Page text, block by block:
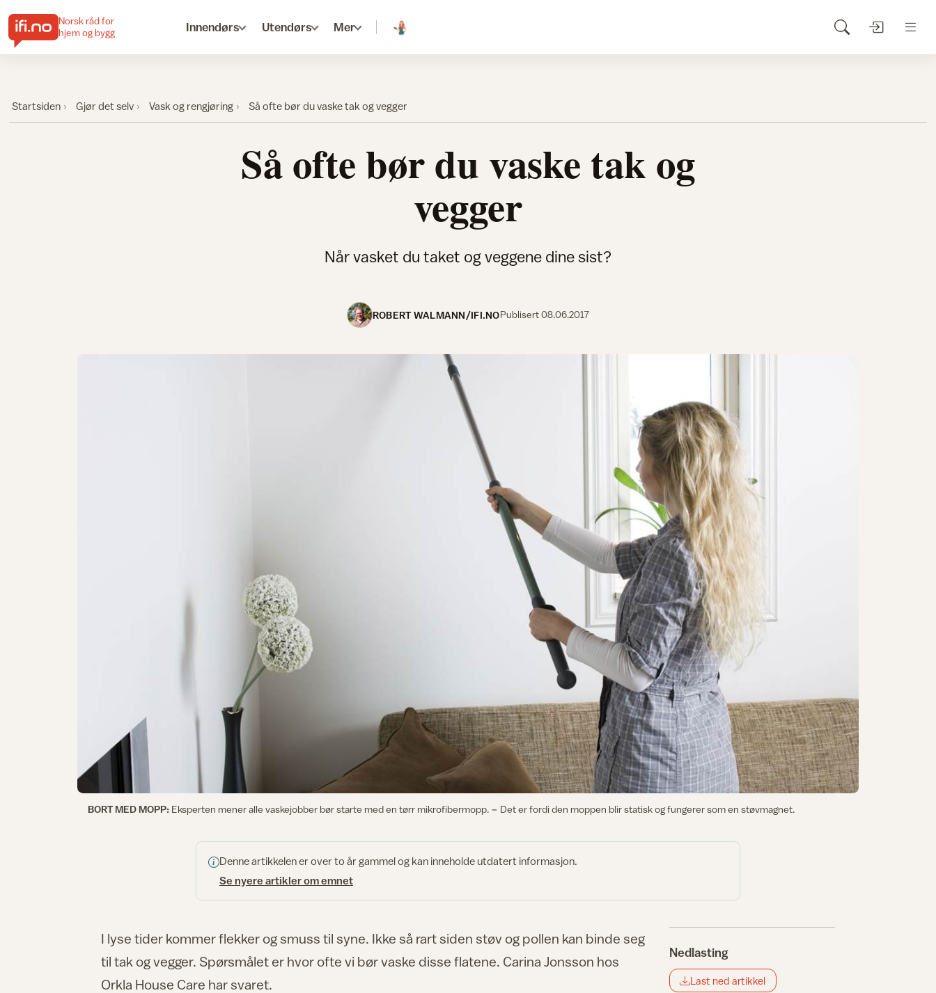
Norsk råd for
hjem og bygg
Innendørs Utendørs Mer
Startsiden Gjør det selv Vask og rengjøring Så ofte bør du vaske tak og vegger
Så ofte bør du vaske tak og
vegger
Når vasket du taket og veggene dine sist?
ROBERT WALMANN/IFI.NOPublisert08.06.2017
BORT MED MOPP: Eksperten mener alle vaskejobber bør starte med en tørr mikrofibermopp. − Det er fordi den moppen blir statisk og fungerer som en støvmagnet.
Denne artikkelen er over to år gammel og kan inneholde utdatert informasjon.
Se nyere artikler om emnet
I lyse tider kommer flekker og smuss til syne. Ikke så rart siden støv og pollen kan binde seg
til tak og vegger. Spørsmålet er hvor ofte vi bør vaske disse flatene. Carina Jonsson hos
Orkla House Care har svaret.
Nedlasting
Last ned artikkel